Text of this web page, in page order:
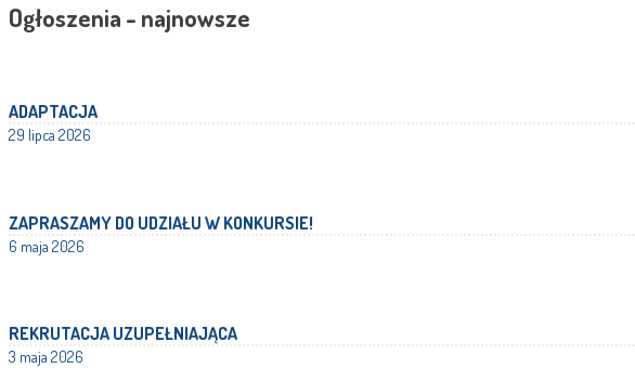
Ogłoszenia - najnowsze
ADAPTACJA
29 lipca 2026
ZAPRASZAMY DO UDZIAŁU W KONKURSIE!
6 maja 2026
REKRUTACJA UZUPEŁNIAJĄCA
3 maja 2026